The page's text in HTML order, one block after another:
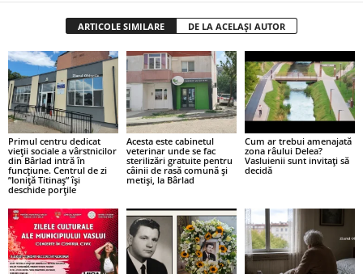
ARTICOLE SIMILARE DE LA ACELAȘI AUTOR
Primul centru dedicat
vieții sociale a vârstnicilor
din Bârlad intră în
funcțiune. Centrul de zi
”Ioniță Titinaș” își
deschide porțile
Acesta este cabinetul
veterinar unde se fac
sterilizări gratuite pentru
câinii de rasă comună și
metiși, la Bârlad
Cum ar trebui amenajată
zona râului Delea?
Vasluienii sunt invitați să
decidă